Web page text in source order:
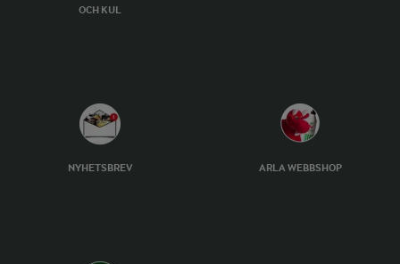
OCH KUL
NYHETSBREV ARLA WEBBSHOP